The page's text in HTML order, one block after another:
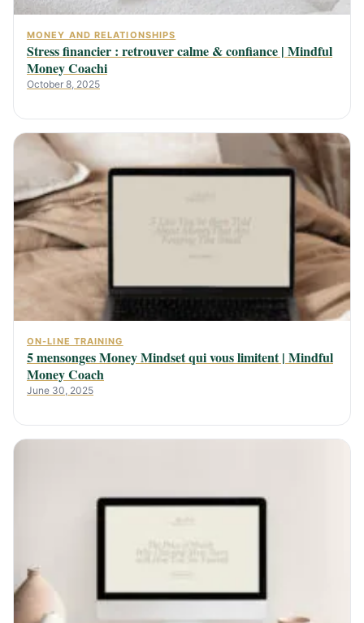
MONEY AND RELATIONSHIPS
Stress financier : retrouver calme & confiance | Mindful
Money Coachi
October 8, 2025
ON-LINE TRAINING
5 mensonges Money Mindset qui vous limitent | Mindful
Money Coach
June 30, 2025